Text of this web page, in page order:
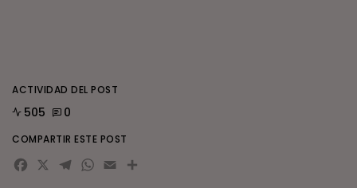
ACTIVIDAD DEL POST
505 0
COMPARTIR ESTE POST
Facebook
X Telegram
WhatsApp
EmailCompartir